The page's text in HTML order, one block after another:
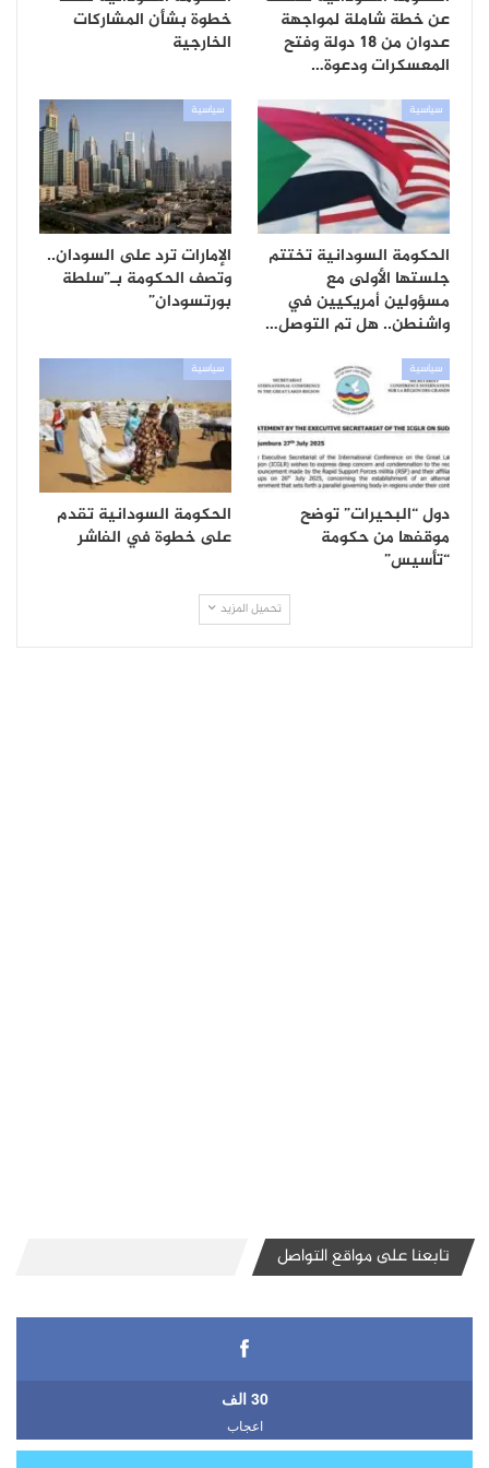
عن خطة شاملة لمواجهة
عدوان من 18 دولة وفتح
المعسكرات ودعوة…
خطوة بشأن المشاركات
الخارجية
سياسية
الحكومة السودانية تختتم
جلستها الأولى مع
مسؤولين أمريكيين في
واشنطن.. هل تم التوصل…
سياسية
الإمارات ترد على السودان..
وتصف الحكومة بـ”سلطة
بورتسودان”
سياسية
دول “البحيرات” توضح
موقفها من حكومة
“تأسيس”
سياسية
الحكومة السودانية تقدم
على خطوة في الفاشر
تحميل المزيد
تابعنا على مواقع التواصل
30 الف
اعجاب